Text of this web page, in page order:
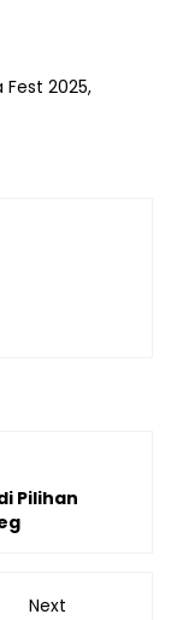
Fest 2025,
Pilihan
Next